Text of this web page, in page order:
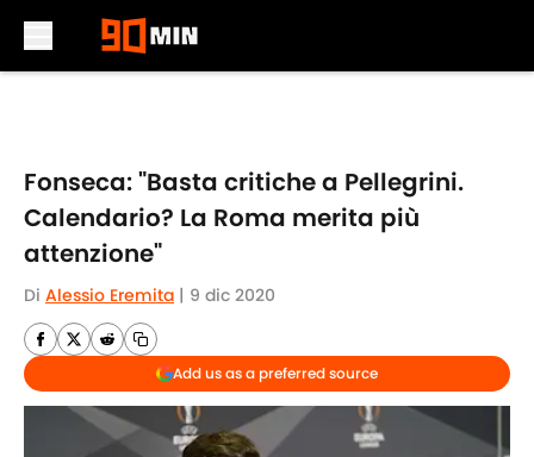
Fonseca: "Basta critiche a Pellegrini.
Calendario? La Roma merita più
attenzione"
Di Alessio Eremita | 9 dic 2020
Add us as a preferred source